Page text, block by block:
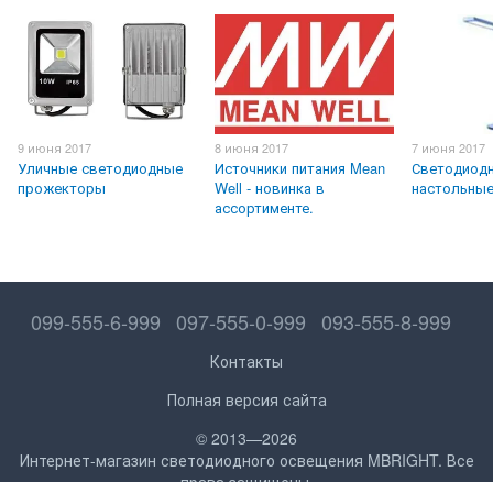
9 июня 2017
Уличные светодиодные
прожекторы
8 июня 2017
Источники питания Mean
Well - новинка в
ассортименте.
7 июня 2017
099-555-6-999 097-555-0-999 093-555-8-999
Контакты
Полная версия сайта
© 2013—2026
Интернет-магазин светодиодного освещения MBRIGHT. Все